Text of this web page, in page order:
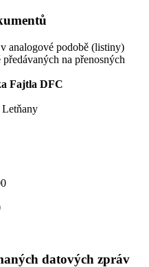
analogové podobě (listiny)
na přenosných
Fajtla DFC
Letňany
datových zpráv